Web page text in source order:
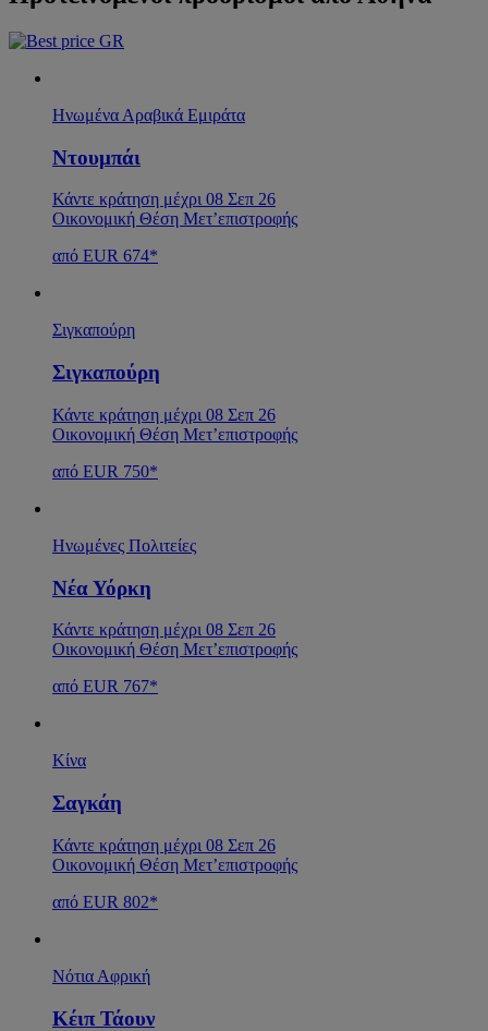
Ηνωμένα Αραβικά Εμιράτα
Ντουμπάι
Κάντε κράτηση μέχρι 08 Σεπ 26
Οικονομική Θέση Μετ’επιστροφής
από EUR 674*
Σιγκαπούρη
Σιγκαπούρη
Κάντε κράτηση μέχρι 08 Σεπ 26
Οικονομική Θέση Μετ’επιστροφής
από EUR 750*
Ηνωμένες Πολιτείες
Νέα Υόρκη
Κάντε κράτηση μέχρι 08 Σεπ 26
Οικονομική Θέση Μετ’επιστροφής
από EUR 767*
Κίνα
Σαγκάη
Κάντε κράτηση μέχρι 08 Σεπ 26
Οικονομική Θέση Μετ’επιστροφής
από EUR 802*
Νότια Αφρική
Κέιπ Τάουν